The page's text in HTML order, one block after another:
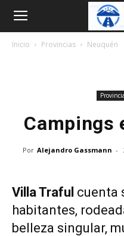
Argentina
Inicio Provincias Neuquén
Campings
Por Alejandro Gassmann -
Villa Traful cuenta
habitantes,
belleza singular,